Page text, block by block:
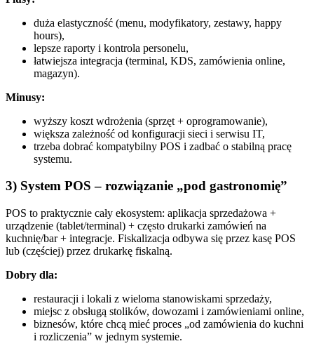
duża elastyczność (menu, modyfikatory, zestawy, happy
hours),
lepsze raporty i kontrola personelu,
łatwiejsza integracja (terminal, KDS, zamówienia online,
magazyn).
Minusy:
wyższy koszt wdrożenia (sprzęt + oprogramowanie),
większa zależność od konfiguracji sieci i serwisu IT,
trzeba dobrać kompatybilny POS i zadbać o stabilną pracę
systemu.
3) System POS – rozwiązanie „pod gastronomię”
POS to praktycznie cały ekosystem: aplikacja sprzedażowa +
urządzenie (tablet/terminal) + często drukarki zamówień na
kuchnię/bar + integracje. Fiskalizacja odbywa się przez kasę POS
lub (częściej) przez drukarkę fiskalną.
Dobry dla:
restauracji i lokali z wieloma stanowiskami sprzedaży,
miejsc z obsługą stolików, dowozami i zamówieniami online,
biznesów, które chcą mieć proces „od zamówienia do kuchni
i rozliczenia” w jednym systemie.